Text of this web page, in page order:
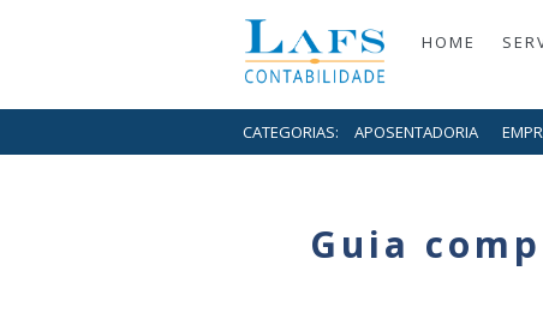
HOME
CATEGORIAS: APOSENTADORIA
Guia